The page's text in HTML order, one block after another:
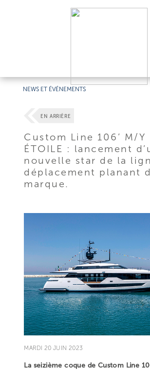
NEWS ET ÉVÉNEMENTS
EN ARRIÈRE
Custom Line 106’ M/Y
ÉTOILE : lancement
nouvelle star de la
déplacement planant
marque.
MARDI 20 JUIN 2023
La seizième coque de Custom Line